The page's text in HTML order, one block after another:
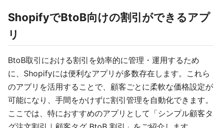
ShopifyでBtoB向けの割引ができるアプ
リ
BtoB取引における割引を効率的に管理・運用するため
に、Shopifyには便利なアプリが多数存在します。これら
のアプリを活用することで、顧客ごとに柔軟な価格設定が
可能になり、手間をかけずに割引管理を自動化できます。
ここでは、特におすすめのアプリとして「シンプル顧客タ